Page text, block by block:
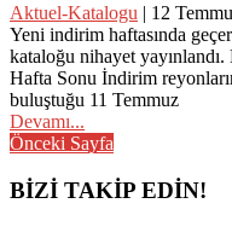
Aktuel-Katalogu | 12
Yeni indirim haftasında
kataloğu nihayet yayınlandı.
Hafta Sonu İndirim
buluştuğu 11 Temmuz
Devamı...
Posts
navigation
Önceki Sayfa
BİZİ TAKİP EDİN!